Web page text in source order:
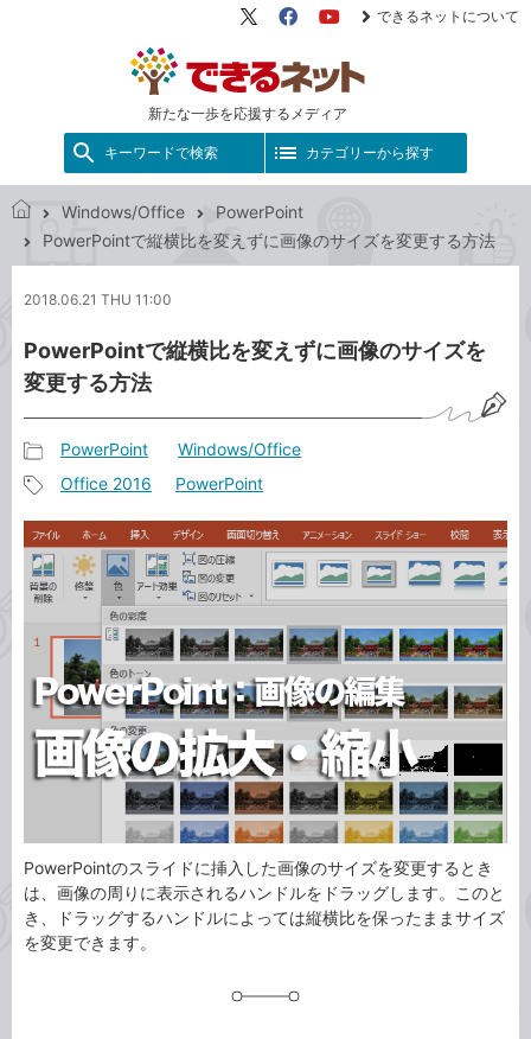
新たな一歩を応援するメディア
X（旧
FacebookYouTube
できるネットについて
キーワードで検索 カテゴリーから探す
で
ネ
ト
Windows/Office
PowerPoint
PowerPointで縦横比を変えずに画像のサイズを変更する方法
2018.06.21 THU 11:00
PowerPointで縦横比を変えずに画像のサイズを
変更する方法
事
カ
テ
ゴ
PowerPoint Windows/Office
事
タ
グ
Office 2016 PowerPoint
PowerPointのスライドに挿入した画像のサイズを変更するとき
は、画像の周りに表示されるハンドルをドラッグします。このと
き、ドラッグするハンドルによっては縦横比を保ったままサイズ
を変更できます。